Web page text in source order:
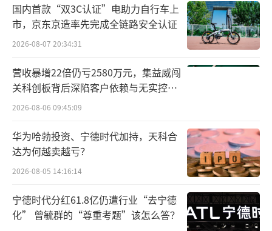
受限于此，购房者只能通过居间人来协助
完成返点事宜。这些居间人身份要么是房产中
介业务员，要么是收取服务费的房贷规划咨询
机构，要么是其它有银行内部关系的人士。
「市界」联系到了一位在房产机构就职的
居间人王涛，对方自称是帮银行的朋友介绍贷
款客源，不收费用。具体操作方式是，由他带
领购房人去银行签按揭，银行放款后，返点将
“现在谁赚钱都不容易，背上房贷就更要
国内首款“双3C认证”电助力自行车上
市，京东京造率先完成全链路安全认证
2026-08-07 20:34:31
营收暴增22倍仍亏2580万元，集益威闯
关科创板背后深陷客户依赖与无实控人
困局
2026-08-06 09:45:09
华为哈勃投资、宁德时代加持，天科合
达为何越卖越亏？
2026-08-05 14:16:14
宁德时代分红61.8亿仍遭行业“去宁德
化” 曾毓群的“尊重考题”该怎么答？